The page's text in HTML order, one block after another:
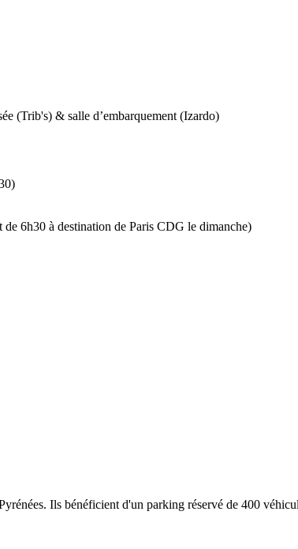
(Trib's) & salle d’embarquement (Izardo)
6h30 à destination de Paris CDG le dimanche)
Ils bénéficient d'un parking réservé de 400